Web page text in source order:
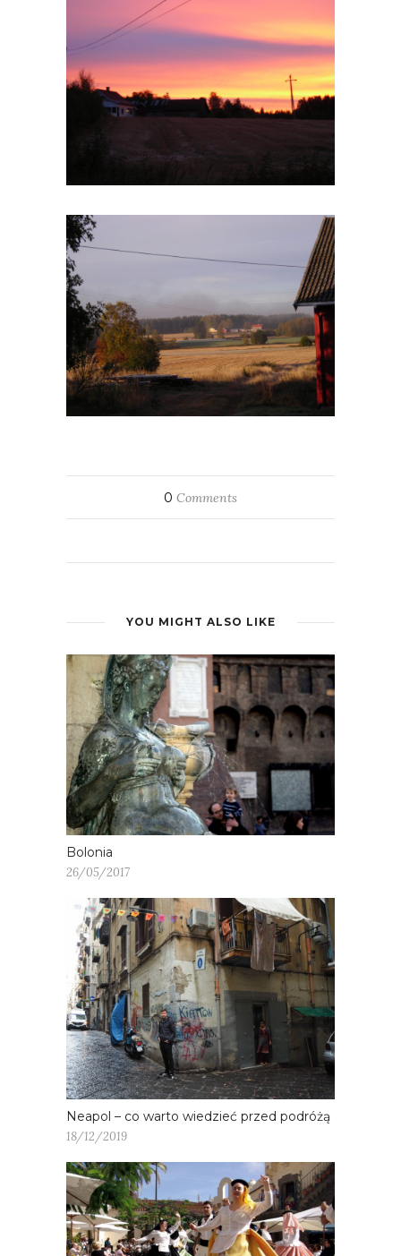
0 Comments
YOU MIGHT ALSO LIKE
Bolonia
26/05/2017
Neapol – co warto wiedzieć przed podróżą
18/12/2019